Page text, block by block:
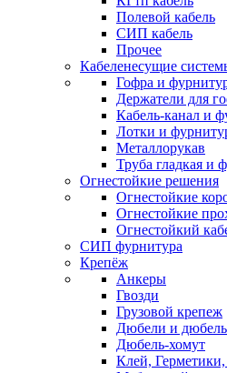
Полевой кабель
СИП кабель
Прочее
Кабеленесущие
Гофра и
Держатели для
Кабель-канал и
Лотки и
Металлорукав
Труба гладкая и
Огнестойкие решения
Огнестойкие
Огнестойкие
Огнестойкий
СИП фурнитура
Крепёж
Анкеры
Гвозди
Грузовой крепеж
Дюбели и
Дюбель-хомут
Клей,